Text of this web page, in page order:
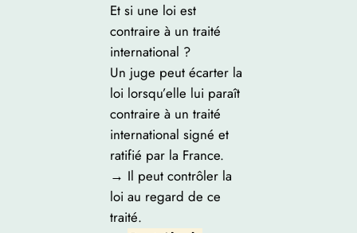
Et si une loi est
contraire à un traité
international ?
Un juge peut écarter la
loi lorsqu’elle lui paraît
contraire à un traité
international signé et
ratifié par la France.
→ Il peut contrôler la
loi au regard de ce
traité.